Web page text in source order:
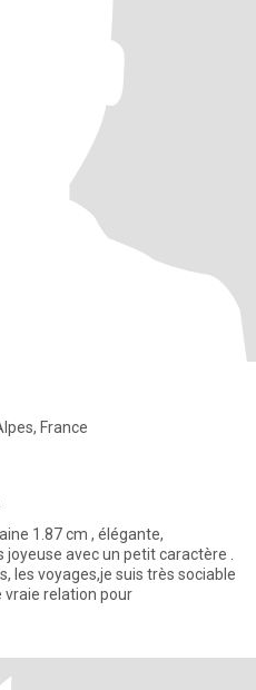
France
1.87 cm , élégante,
avec un petit caractère .
les voyages,je suis très sociable
relation pour